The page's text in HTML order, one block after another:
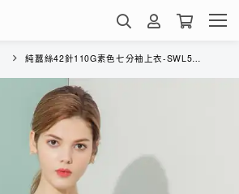
純蠶絲42針110G素色七分袖上衣-SWL5A3019Q(靛藍)